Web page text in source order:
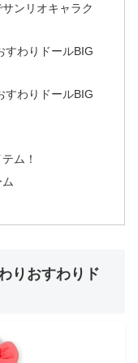
ンリオキャラク
すわりドールBIG
すわりドールBIG
ム！
りおすわりド